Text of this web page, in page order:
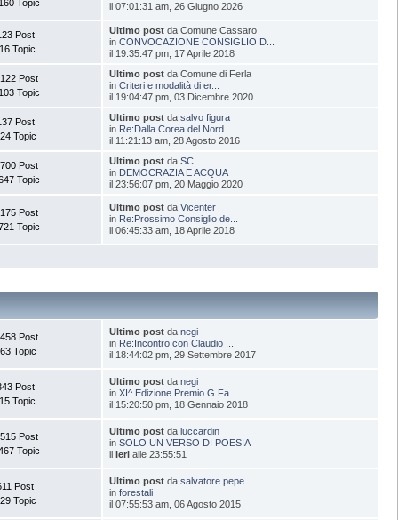
Topic
il 07:01:31 am, 26 Giugno 2026
Post
Topic
Ultimo post da Comune Cassaro
inCONVOCAZIONE CONSIGLIO D...
il 19:35:47 pm, 17 Aprile 2018
Post
Topic
Ultimo post da Comune di Ferla
inCriteri e modalità di er...
il 19:04:47 pm, 03 Dicembre 2020
Post
Topic
Ultimo post dasalvo figura
in Re:Dalla Corea del Nord ...
il 11:21:13 am, 28 Agosto 2016
Post
Topic
Ultimo post daSC
in DEMOCRAZIA E ACQUA
il 23:56:07 pm, 20 Maggio 2020
Post
Topic
Ultimo post daVicenter
in Re:Prossimo Consiglio de...
il 06:45:33 am, 18 Aprile 2018
Post
Topic
Ultimo post danegi
in Re:Incontro con Claudio ...
il 18:44:02 pm, 29 Settembre 2017
Post
Topic
Ultimo post danegi
inXI^ Edizione Premio G.Fa...
il 15:20:50 pm, 18 Gennaio 2018
Post
Topic
Ultimo post daluccardin
inSOLO UN VERSO DI POESIA
ilIeri alle 23:55:51
Post
Topic
Ultimo post dasalvatore pepe
inforestali
il 07:55:53 am, 06 Agosto 2015